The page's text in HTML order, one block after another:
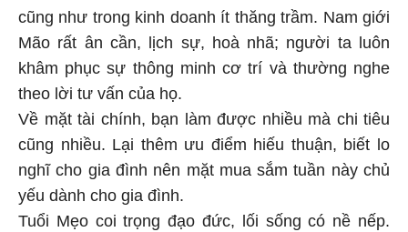
cũng như trong kinh doanh ít thăng trầm. Nam giới
Mão rất ân cần, lịch sự, hoà nhã; người ta luôn
khâm phục sự thông minh cơ trí và thường nghe
theo lời tư vấn của họ.
Về mặt tài chính, bạn làm được nhiều mà chi tiêu
cũng nhiều. Lại thêm ưu điểm hiếu thuận, biết lo
nghĩ cho gia đình nên mặt mua sắm tuần này chủ
yếu dành cho gia đình.
Tuổi Mẹo coi trọng đạo đức, lối sống có nề nếp.